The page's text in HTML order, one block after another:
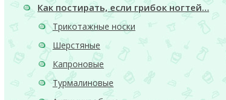
Как постирать, если грибок ногтей…
Трикотажные носки
Шерстяные
Капроновые
Турмалиновые